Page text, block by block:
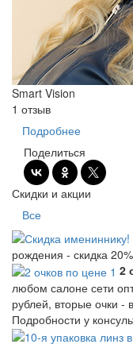
Smart Vision
1 отзыв
Подробнее
Поделиться
Скидки и акции
Все
рождения - скидка 20%
2
любом салоне сети
рублей, вторые очки -
Подробности у